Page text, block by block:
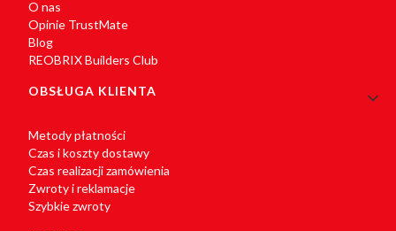
O nas
Opinie TrustMate
Blog
REOBRIX Builders Club
OBSŁUGA KLIENTA
Metody płatności
Czas i koszty dostawy
Czas realizacji zamówienia
Zwroty i reklamacje
Szybkie zwroty